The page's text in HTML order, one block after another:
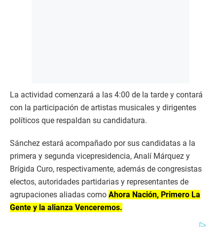
La actividad comenzará a las 4:00 de la tarde y contará
con la participación de artistas musicales y dirigentes
políticos que respaldan su candidatura.
Sánchez estará acompañado por sus candidatas a la
primera y segunda vicepresidencia, Analí Márquez y
Brígida Curo, respectivamente, además de congresistas
electos, autoridades partidarias y representantes de
agrupaciones aliadas como Ahora Nación, Primero La
Gente y la alianza Venceremos.